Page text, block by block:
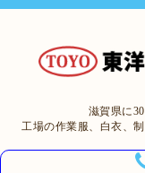
滋賀県に
工場の作業服、白衣、